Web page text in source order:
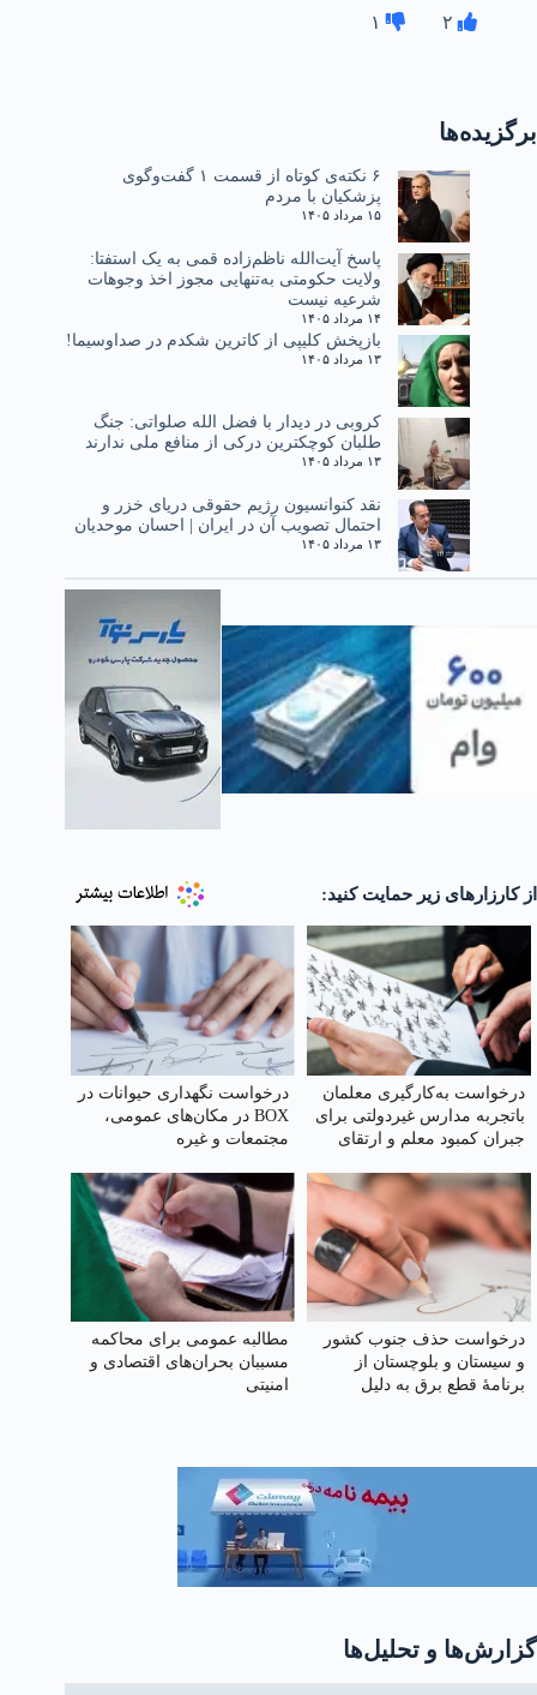
۲ ۱
برگزیده‌ها
۶ نکته‌ی کوتاه از قسمت ۱ گفت‌وگوی
پزشکیان با مردم
۱۵ مرداد ۱۴۰۵
پاسخ آیت‌الله ناظم‌زاده قمی به یک استفتا:
ولایت حکومتی به‌تنهایی مجوز اخذ وجوهات
شرعیه نیست
۱۴ مرداد ۱۴۰۵
بازپخش کلیپی از کاترین شکدم در صداوسیما!
۱۳ مرداد ۱۴۰۵
کروبی در دیدار با فضل الله صلواتی: جنگ
طلبان کوچکترین درکی از منافع ملی ندارند
۱۳ مرداد ۱۴۰۵
نقد کنوانسیون رژیم حقوقی دریای خزر و
احتمال تصویب آن در ایران | احسان موحدیان
۱۳ مرداد ۱۴۰۵
از کارزارهای زیر حمایت کنید:
درخواست به‌کارگیری معلمان
باتجربه مدارس غیردولتی برای
جبران کمبود معلم و ارتقای
درخواست نگهداری حیوانات در
BOX در مکان‌های عمومی،
مجتمعات و غیره
درخواست حذف جنوب کشور
و سیستان و بلوچستان از
برنامهٔ قطع برق به دلیل
مطالبه عمومی برای محاکمه
مسببان بحران‌های اقتصادی و
امنیتی
گزارش‌ها و تحلیل‌ها